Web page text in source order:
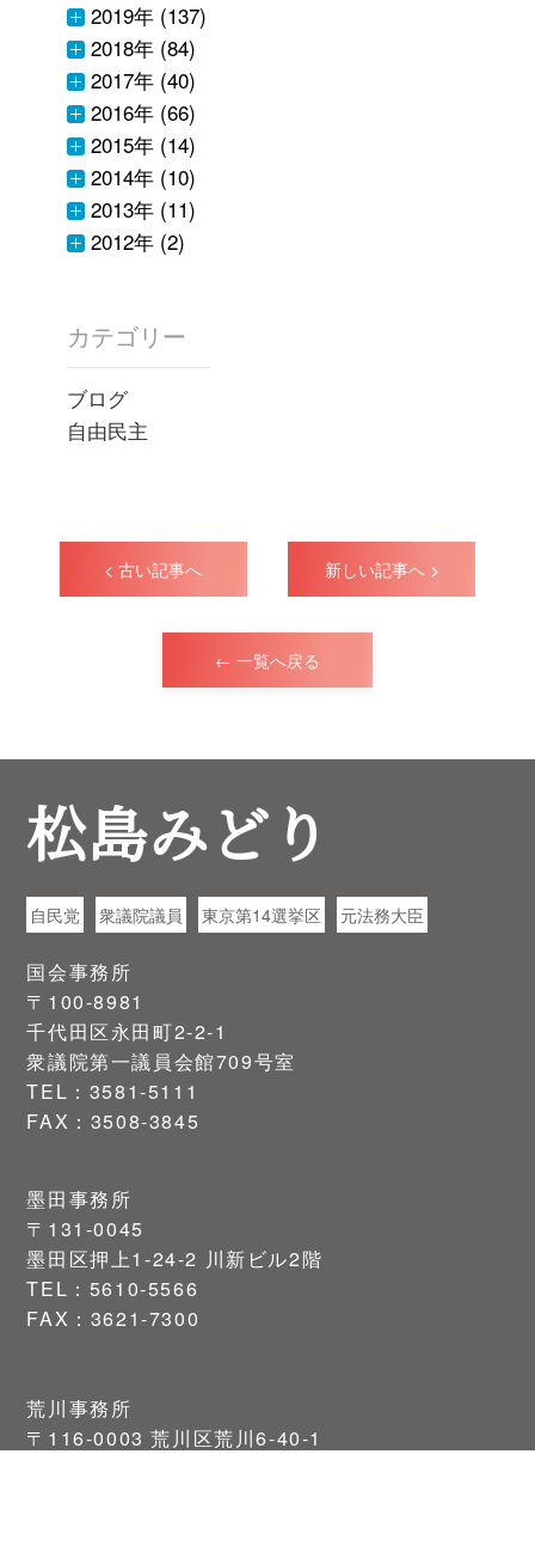
2019年 (137)
2018年 (84)
2017年 (40)
2016年 (66)
2015年 (14)
2014年 (10)
2013年 (11)
2012年 (2)
カテゴリー
ブログ
自由民主
< 古い記事へ 新しい記事へ >
← 一覧へ戻る
松島みどり
自民党 衆議院議員 東京第14選挙区 元法務大臣
国会事務所
〒100-8981
千代田区永田町2-2-1
衆議院第一議員会館709号室
TEL：3581-5111
FAX：3508-3845
墨田事務所
〒131-0045
墨田区押上1-24-2 川新ビル2階
TEL：5610-5566
FAX：3621-7300
荒川事務所
〒116-0003 荒川区荒川6-40-1